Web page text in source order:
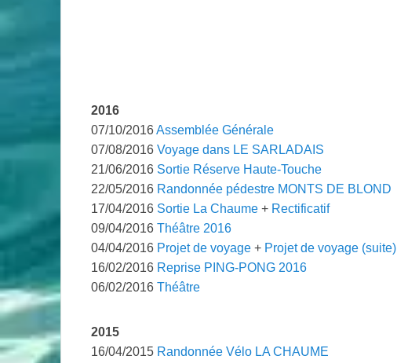
2016
07/10/2016Assemblée Générale
07/08/2016 Voyage dans LE SARLADAIS
21/06/2016 Sortie Réserve Haute-Touche
22/05/2016 Randonnée pédestre MONTS DE BLOND
17/04/2016 Sortie La Chaume + Rectificatif
09/04/2016 Théâtre 2016
04/04/2016 Projet de voyage + Projet de voyage (suite)
16/02/2016 Reprise PING-PONG 2016
06/02/2016 Théâtre
2015
16/04/2015 Randonnée Vélo LA CHAUME